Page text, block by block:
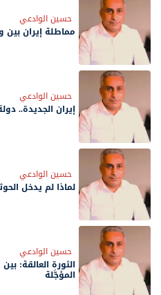
حسين الوادعي
مماطلة إيران
حسين الوادعي
إيران الجديدة..
حسين الوادعي
لماذا لم يدخل
حسين الوادعي
الثورة العالقة:
المؤجَّلة